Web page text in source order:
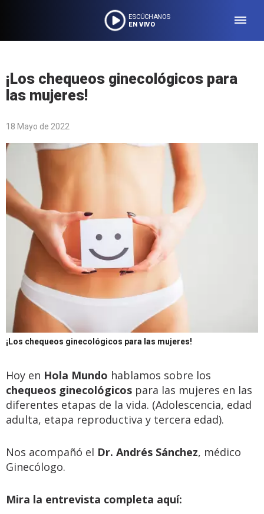
ESCÚCHANOS
EN VIVO
¡Los chequeos ginecológicos para
las mujeres!
18 Mayo de 2022
¡Los chequeos ginecológicos para las mujeres!
Hoy en Hola Mundo hablamos sobre los
chequeos ginecológicos para las mujeres en las
diferentes etapas de la vida. (Adolescencia, edad
adulta, etapa reproductiva y tercera edad).
Nos acompañó el Dr. Andrés Sánchez, médico
Ginecólogo.
Mira la entrevista completa aquí: